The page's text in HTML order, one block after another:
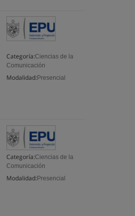
Categoría:Ciencias de la
Comunicación
Modalidad: Presencial
Categoría:Ciencias de la
Comunicación
Modalidad: Presencial